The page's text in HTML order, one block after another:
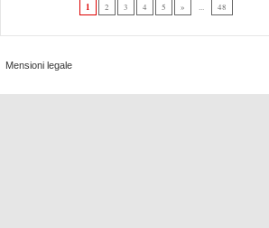
1 2 3 4 5 » ... 48
Mensioni legale